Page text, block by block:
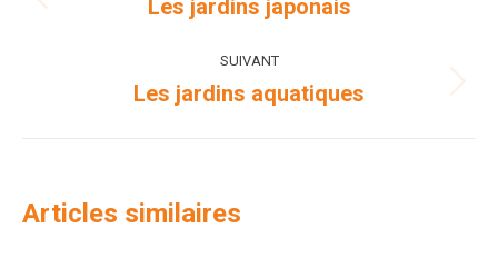
Article
:
Les jardins japonais
SUIVANT
Article
Les jardins aquatiques
Articles similaires